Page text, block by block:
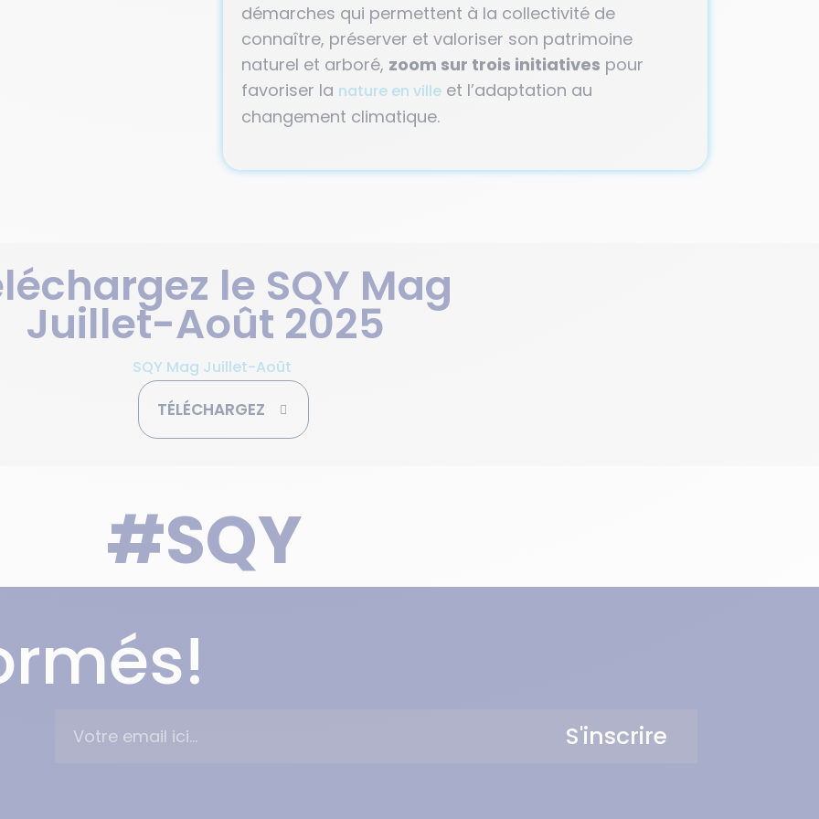
démarches qui permettent à la collectivité de
connaître, préserver et valoriser son patrimoine
naturel et arboré, zoom sur trois initiatives pour
favoriser la nature en ville et l’adaptation au
changement climatique.
le SQY Mag
Juillet-Août 2025
TÉLÉCHARGEZ
#SQY
S'inscrire